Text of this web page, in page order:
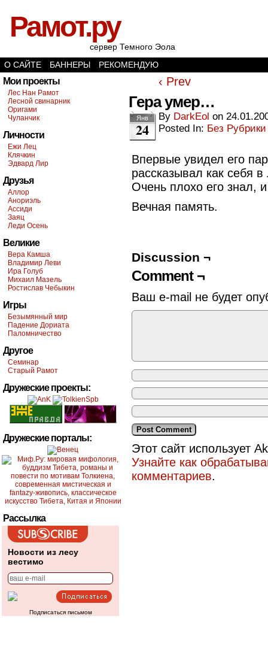
Рамот.ру
сервер Темного Эола
О САЙТЕ
БАННЕРЫ РЕКОМЕНДУЮ
Мои проекты
Лес Нан Рамот
Лесной свинарник
Оригами
Чуланчик
Личности
Ежи Лец
Клячкин
Эдвард Лир
Друзья
Аллор
Анориэль
Ассиди
Заяц
Леди Осень
Великие
Вера Камша
Владимир Леви
Ира Голуб
Михаил Мазель
Ростислав Чебыкин
Игры
Безымянный мир
Падение Дориата
Паломничество
Другое
Семинар
Старый Рамот
Дружеские проекты:
Дружеские порталы:
Рассылка
Новости из лесу
вестимо
Подписаться письмом
‹ Prev
Гера умер…
Янв
24
By DarkEol on
Posted In: Без Рубрики
Впервые увидел его
рассказывал как себя
Очень плохо его знал,
Вечная память.
Discussion ¬
Comment ¬
Ваш e-mail не будет
Этот сайт использует
Узнайте как
комментариев.